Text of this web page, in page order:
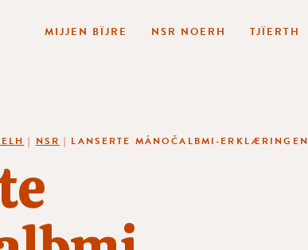
MIJJEN BÏJRE NSR NOERH TJÏERTH
| NSR | LANSERTE MÁNOČALBMI-ERKLÆRINGEN